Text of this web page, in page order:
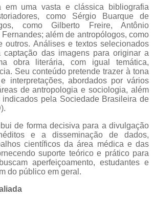
em uma vasta e clássica bibliografia
como Sérgio Buarque de
como Gilberto Freire, Antônio
além de antropólogos, como
outros. Análises e textos selecionados
captação das imagens para originar a
obra literária, com igual temática,
Seu conteúdo pretende trazer à tona
interpretações, abordados por vários
de antropologia e sociologia, além
indicados pela Sociedade Brasileira de
de forma decisiva para a divulgação
e a disseminação de dados,
científicos da área médica e das
suporte teórico e prático para
aperfeiçoamento, estudantes e
do público em geral.